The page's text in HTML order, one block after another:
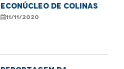
Econúcleo de Colinas
11/11/2020